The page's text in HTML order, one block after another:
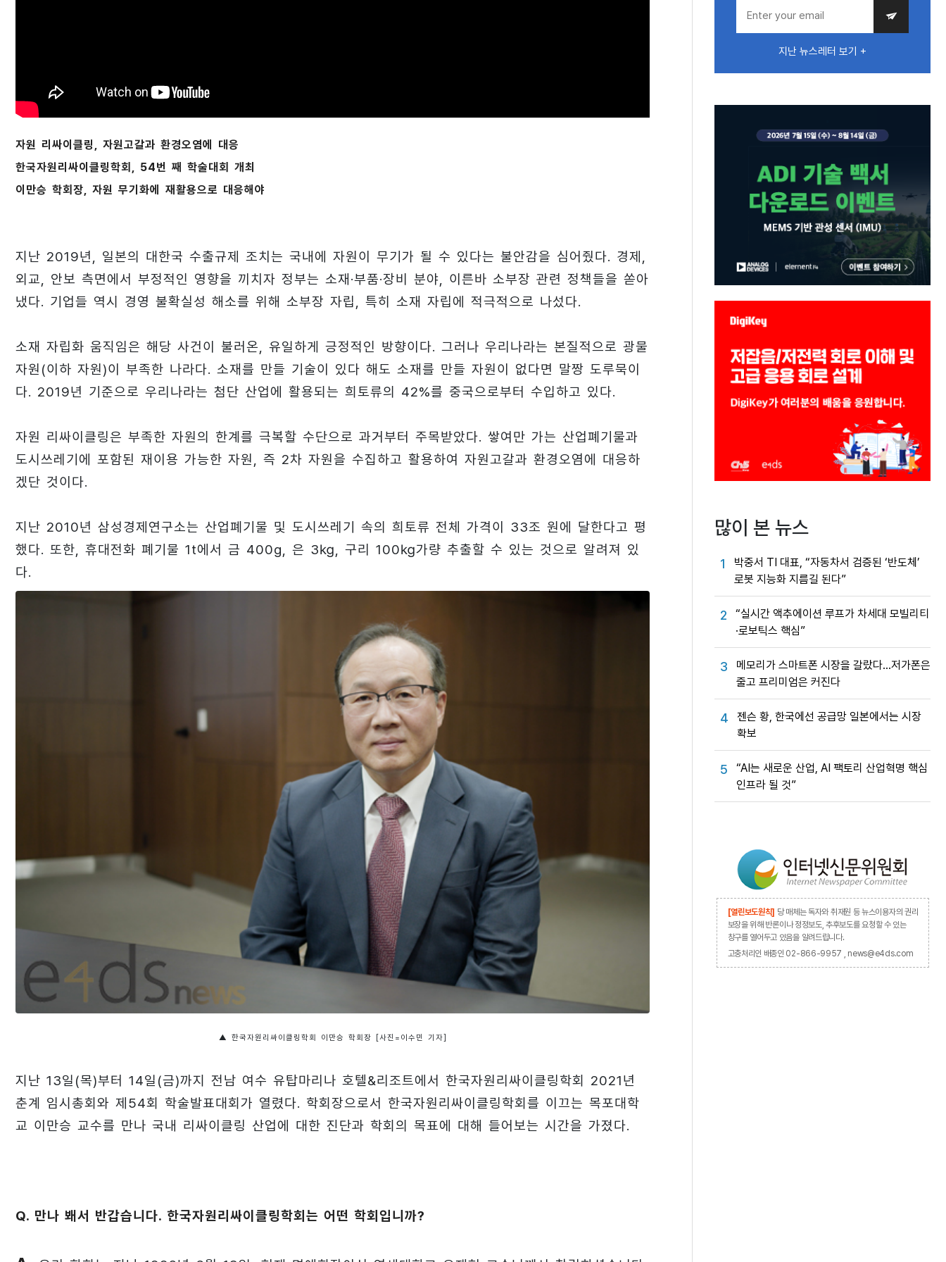
자원 리싸이클링, 자원고갈과 환경오염에 대응
한국자원리싸이클링학회, 54번 째 학술대회 개최
이만승 학회장, 자원 무기화에 재활용으로 대응해야
지난 2019년, 일본의 대한국 수출규제 조치는 국내에 자원이 무기가 될 수 있다는 불안감을 심어줬다. 경제,
외교, 안보 측면에서 부정적인 영향을 끼치자 정부는 소재·부품·장비 분야, 이른바 소부장 관련 정책들을 쏟아
냈다. 기업들 역시 경영 불확실성 해소를 위해 소부장 자립, 특히 소재 자립에 적극적으로 나섰다.
소재 자립화 움직임은 해당 사건이 불러온, 유일하게 긍정적인 방향이다. 그러나 우리나라는 본질적으로 광물
자원(이하 자원)이 부족한 나라다. 소재를 만들 기술이 있다 해도 소재를 만들 자원이 없다면 말짱 도루묵이
다. 2019년 기준으로 우리나라는 첨단 산업에 활용되는 희토류의 42%를 중국으로부터 수입하고 있다.
자원 리싸이클링은 부족한 자원의 한계를 극복할 수단으로 과거부터 주목받았다. 쌓여만 가는 산업폐기물과
도시쓰레기에 포함된 재이용 가능한 자원, 즉 2차 자원을 수집하고 활용하여 자원고갈과 환경오염에 대응하
겠단 것이다.
지난 2010년 삼성경제연구소는 산업폐기물 및 도시쓰레기 속의 희토류 전체 가격이 33조 원에 달한다고 평
했다. 또한, 휴대전화 폐기물 1t에서 금 400g, 은 3㎏, 구리 100㎏가량 추출할 수 있는 것으로 알려져 있
다.
▲ 한국자원리싸이클링학회 이만승 학회장 [사진=이수민 기자]
지난 13일(목)부터 14일(금)까지 전남 여수 유탑마리나 호텔&리조트에서 한국자원리싸이클링학회 2021년
춘계 임시총회와 제54회 학술발표대회가 열렸다. 학회장으로서 한국자원리싸이클링학회를 이끄는 목포대학
교 이만승 교수를 만나 국내 리싸이클링 산업에 대한 진단과 학회의 목표에 대해 들어보는 시간을 가졌다.
Q. 만나 봬서 반갑습니다. 한국자원리싸이클링학회는 어떤 학회입니까?
지난 뉴스레터 보기 +
많이 본 뉴스
1
박중서 TI 대표, “자동차서 검증된 ‘반도체’
로봇 지능화 지름길 된다”
2
“실시간 액추에이션 루프가 차세대 모빌리티
·로보틱스 핵심”
3
메모리가 스마트폰 시장을 갈랐다…저가폰은
줄고 프리미엄은 커진다
4
젠슨 황, 한국에선 공급망 일본에서는 시장
확보
5
“AI는 새로운 산업, AI 팩토리 산업혁명 핵심
인프라 될 것”
[열린보도원칙] 당 매체는 독자와 취재원 등 뉴스이용자의 권리
보장을 위해 반론이나 정정보도, 추후보도를 요청할 수 있는
창구를 열어두고 있음을 알려드립니다.
고충처리인 배종인 02-866-9957 , news@e4ds.com